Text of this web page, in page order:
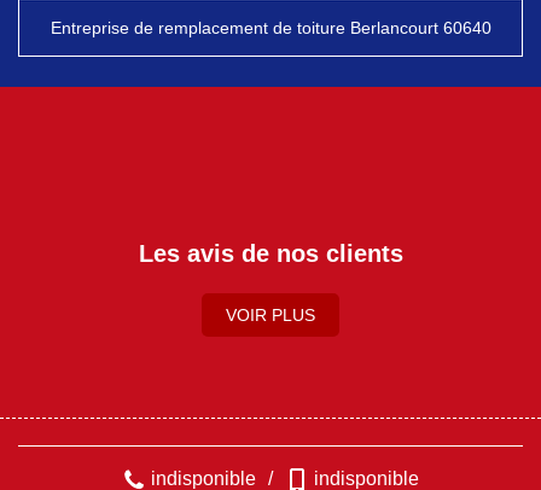
Entreprise de remplacement de toiture Berlancourt 60640
Les avis de nos clients
VOIR PLUS
indisponible / indisponible